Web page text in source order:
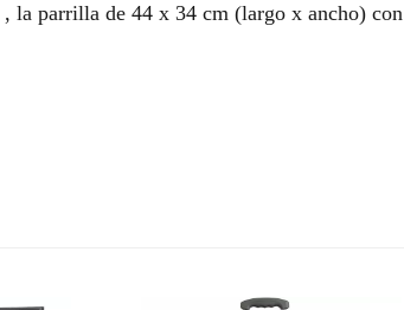
, la parrilla de 44 x 34 cm (largo x ancho) con